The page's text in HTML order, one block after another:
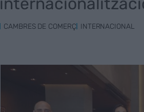
CAMBRES DE COMERÇ INTERNACIONAL